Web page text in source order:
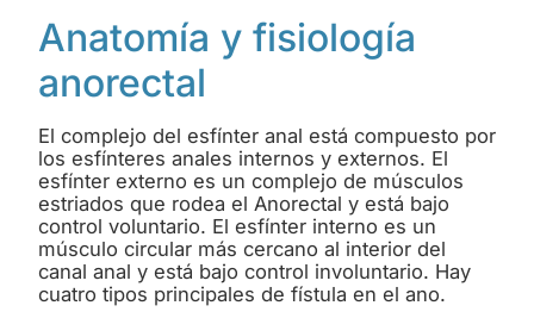
Anatomía y fisiología
anorectal
El complejo del esfínter anal está compuesto por
los esfínteres anales internos y externos. El
esfínter externo es un complejo de músculos
estriados que rodea el Anorectal y está bajo
control voluntario. El esfínter interno es un
músculo circular más cercano al interior del
canal anal y está bajo control involuntario. Hay
cuatro tipos principales de fístula en el ano.